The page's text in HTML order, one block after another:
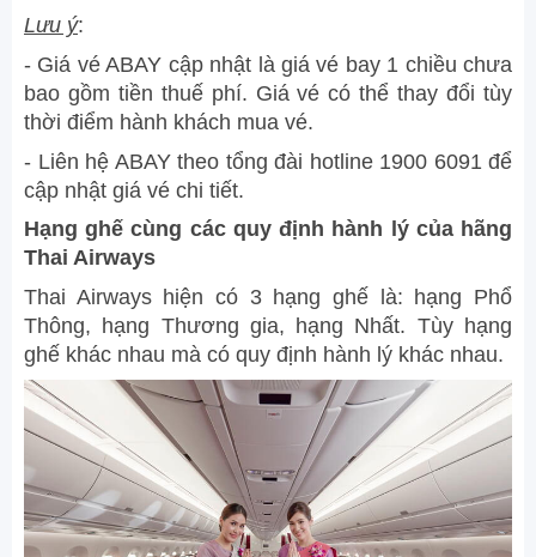
Lưu ý:
- Giá vé ABAY cập nhật là giá vé bay 1 chiều chưa
bao gồm tiền thuế phí. Giá vé có thể thay đổi tùy
thời điểm hành khách mua vé.
- Liên hệ ABAY theo tổng đài hotline 1900 6091 để
cập nhật giá vé chi tiết.
Hạng ghế cùng các quy định hành lý của hãng
Thai Airways
Thai Airways hiện có 3 hạng ghế là: hạng Phổ
Thông, hạng Thương gia, hạng Nhất. Tùy hạng
ghế khác nhau mà có quy định hành lý khác nhau.